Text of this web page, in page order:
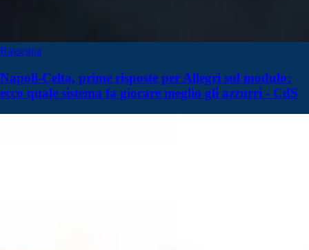
Rassegna
Napoli-Celta, prime risposte per Allegri sul modulo:
ecco quale sistema fa giocare meglio gli azzurri - CdS